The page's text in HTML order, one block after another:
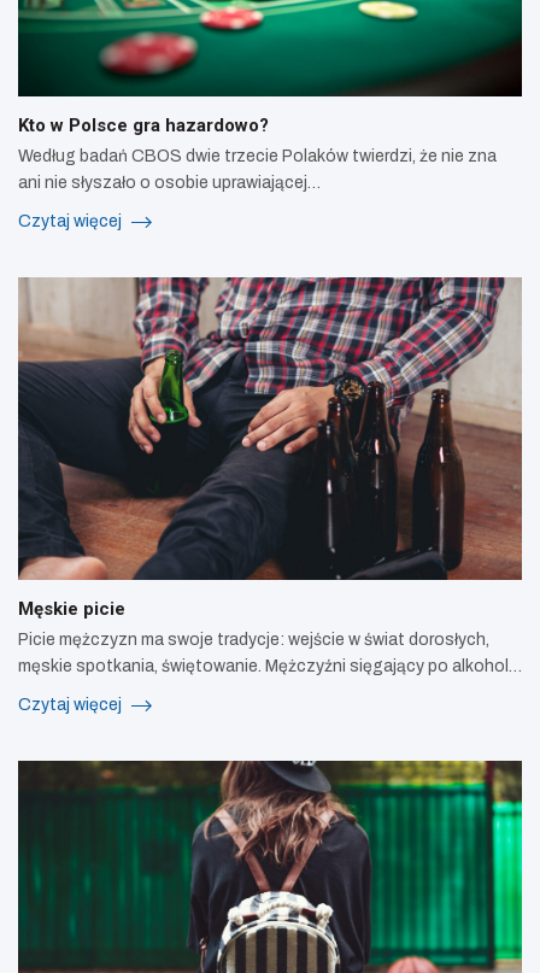
Kto w Polsce gra hazardowo?
Według badań CBOS dwie trzecie Polaków twierdzi, że nie zna
ani nie słyszało o osobie uprawiającej…
Czytaj więcej
Męskie picie
Picie mężczyzn ma swoje tradycje: wejście w świat dorosłych,
męskie spotkania, świętowanie. Mężczyźni sięgający po alkohol…
Czytaj więcej